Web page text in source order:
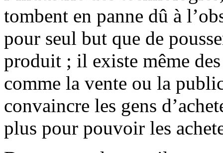
tombent en panne dû à
pour seul but que de
produit ; il existe même
comme la vente ou la
convaincre les gens
plus pour pouvoir les